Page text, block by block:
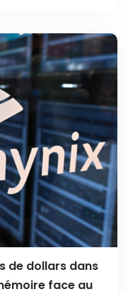
de dollars dans
face au